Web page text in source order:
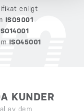
enligt
ISO9001
ISO45001
KUNDER
av dem